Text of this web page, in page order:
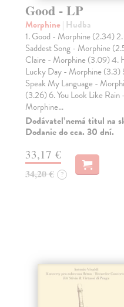
Good - LP
Morphine | Hudba
1. Good - Morphine (2.34)
Saddest Song - Morphine
Claire - Morphine (3.09) 4.
Lucky Day - Morphine (3.3)
Speak My Language -
(3.26) 6. You Look Like Rain -
Morphine…
Dodávateľ nemá titul na
Dodanie do cca. 30 dní.
33,17 €
34,20 € ?